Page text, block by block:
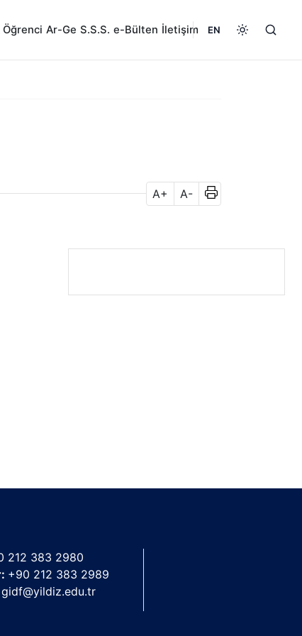
Öğrenci Ar-Ge S.S.S. e-Bülten İletişim EN
A+ A-
212 383 2980
+90 212 383 2989
gidf@yildiz.edu.tr